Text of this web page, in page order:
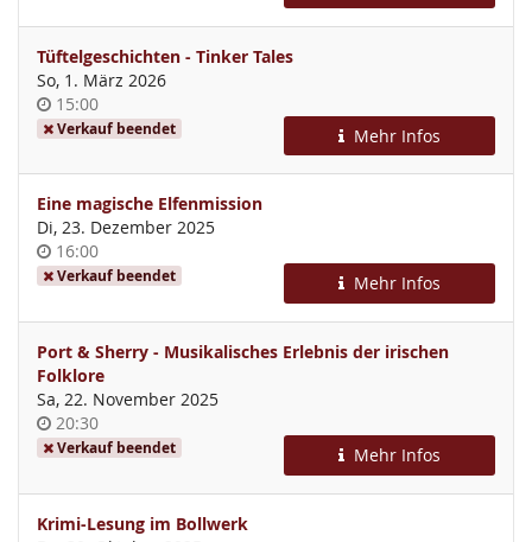
Tüftelgeschichten - Tinker Tales
So, 1. März 2026
Uhrzeit
15:00
Verkauf beendet Mehr Infos
Eine magische Elfenmission
Di, 23. Dezember 2025
Uhrzeit
16:00
Verkauf beendet Mehr Infos
Port & Sherry - Musikalisches Erlebnis der irischen
Folklore
Sa, 22. November 2025
Uhrzeit
20:30
Verkauf beendet Mehr Infos
Krimi-Lesung im Bollwerk